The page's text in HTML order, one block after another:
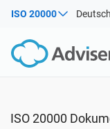
ISO 20000 Deutsch
ISO 20000